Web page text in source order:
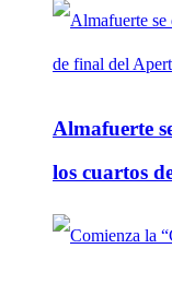
Almafuerte
los cuartos